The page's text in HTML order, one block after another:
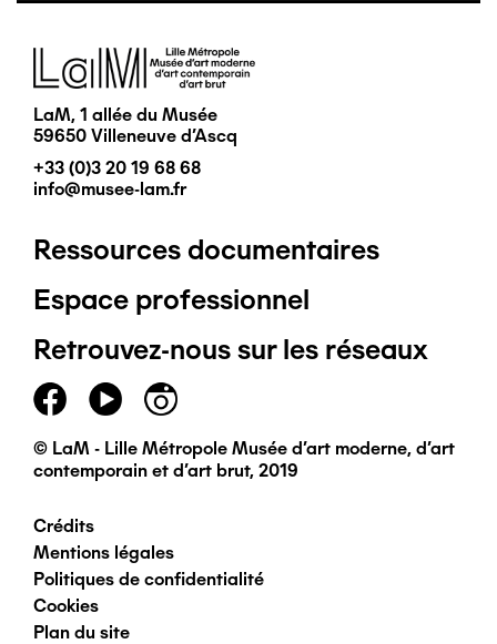
Image
LaM, 1 allée du Musée
59650 Villeneuve d'Ascq
+33 (0)3 20 19 68 68
info@musee-lam.fr
Pied
de
page
principal
Ressources documentaires
Espace professionnel
Retrouvez-nous sur les réseaux
© LaM - Lille Métropole Musée d'art moderne, d'art
contemporain et d'art brut, 2019
Pied
de
Crédits
Mentions légales
Politiques de confidentialité
Cookies
Plan du site